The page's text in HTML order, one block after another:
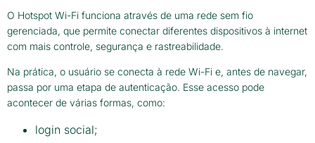
O Hotspot Wi-Fi funciona através de uma rede sem fio
gerenciada, que permite conectar diferentes dispositivos à internet
com mais controle, segurança e rastreabilidade.
Na prática, o usuário se conecta à rede Wi-Fi e, antes de navegar,
passa por uma etapa de autenticação. Esse acesso pode
acontecer de várias formas, como:
login social;